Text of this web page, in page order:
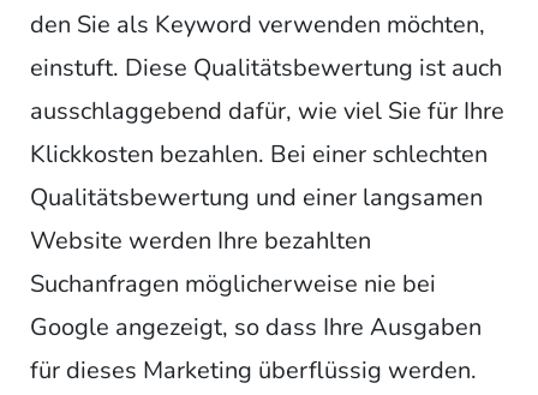
den Sie als Keyword verwenden möchten,
einstuft. Diese Qualitätsbewertung ist auch
ausschlaggebend dafür, wie viel Sie für Ihre
Klickkosten bezahlen. Bei einer schlechten
Qualitätsbewertung und einer langsamen
Website werden Ihre bezahlten
Suchanfragen möglicherweise nie bei
Google angezeigt, so dass Ihre Ausgaben
für dieses Marketing überflüssig werden.